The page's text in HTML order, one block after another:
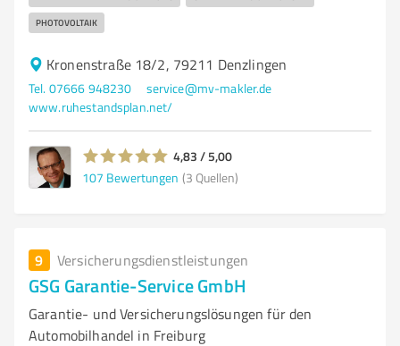
PHOTOVOLTAIK
Kronenstraße 18/2, 79211 Denzlingen
Tel. 07666 948230
service@mv-makler.de
www.ruhestandsplan.net/
4,83 / 5,00
107 Bewertungen (3 Quellen)
9 Versicherungsdienstleistungen
GSG Garantie-Service GmbH
Garantie- und Versicherungslösungen für den
Automobilhandel in Freiburg